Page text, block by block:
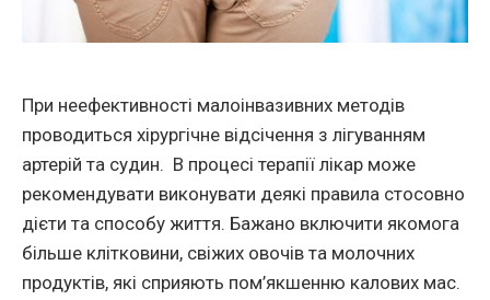
При неефективності малоінвазивних методів
проводиться хірургічне відсічення з лігуванням
артерій та судин. В процесі терапії лікар може
рекомендувати виконувати деякі правила стосовно
дієти та способу життя. Бажано включити якомога
більше клітковини, свіжих овочів та молочних
продуктів, які сприяють пом’якшенню калових мас.